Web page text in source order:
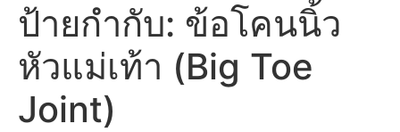
ป้ายกำกับ: ข้อโคนนิ้ว
หัวแม่เท้า (Big Toe
Joint)